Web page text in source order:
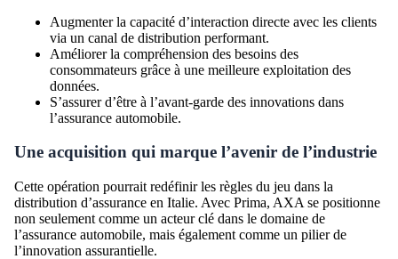
Augmenter la capacité d’interaction directe avec les clients
via un canal de distribution performant.
Améliorer la compréhension des besoins des
consommateurs grâce à une meilleure exploitation des
données.
S’assurer d’être à l’avant-garde des innovations dans
l’assurance automobile.
Une acquisition qui marque l’avenir de l’industrie
Cette opération pourrait redéfinir les règles du jeu dans la
distribution d’assurance en Italie. Avec Prima, AXA se positionne
non seulement comme un acteur clé dans le domaine de
l’assurance automobile, mais également comme un pilier de
l’innovation assurantielle.